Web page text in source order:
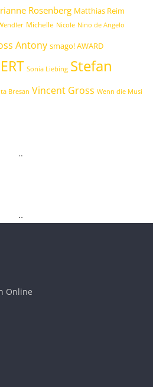
Rosenberg Matthias Reim
Michelle Nicole Nino de Angelo
Antony smago! AWARD
Sonia Liebing Stefan
Bresan Vincent Gross Wenn die Musi
..
..
Online